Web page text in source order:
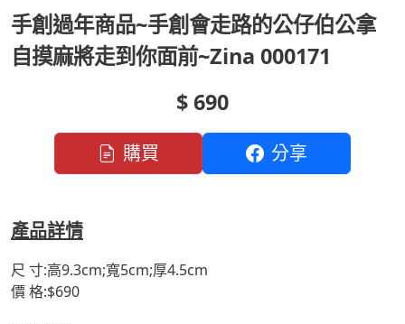
手創過年商品~手創會走路的公仔伯公拿
自摸麻將走到你面前~Zina 000171
$ 690
購買 分享
產品詳情
尺 寸:高9.3cm;寬5cm;厚4.5cm
價 格:$690